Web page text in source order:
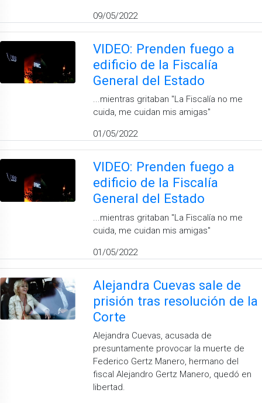
09/05/2022
VIDEO: Prenden fuego a
edificio de la Fiscalía
General del Estado
...mientras gritaban ''La Fiscalía no me
cuida, me cuidan mis amigas''
01/05/2022
VIDEO: Prenden fuego a
edificio de la Fiscalía
General del Estado
...mientras gritaban ''La Fiscalía no me
cuida, me cuidan mis amigas''
01/05/2022
Alejandra Cuevas sale de
prisión tras resolución de la
Corte
Alejandra Cuevas, acusada de
presuntamente provocar la muerte de
Federico Gertz Manero, hermano del
fiscal Alejandro Gertz Manero, quedó en
libertad.